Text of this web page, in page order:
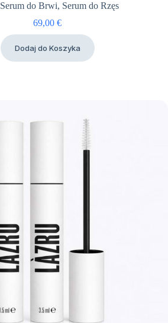
Serum do Brwi, Serum do Rzęs
69,00 €
Dodaj do Koszyka